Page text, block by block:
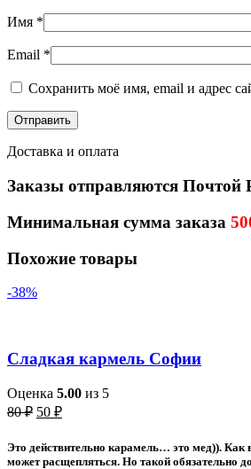
Имя *
Email *
Сохранить моё имя, email и адрес
Доставка и оплата
Заказы отправляются Почтой
Минимальная сумма заказа
Похожие товары
-38%
Сладкая кармель Софии
Оценка 5.00 из 5
80₽ Первоначальная
составляла
80 ₽.
50 ₽Текущая
50 ₽.
Это действительно карамель… это мед)). Как
может расщепляться. Но такой обязательно